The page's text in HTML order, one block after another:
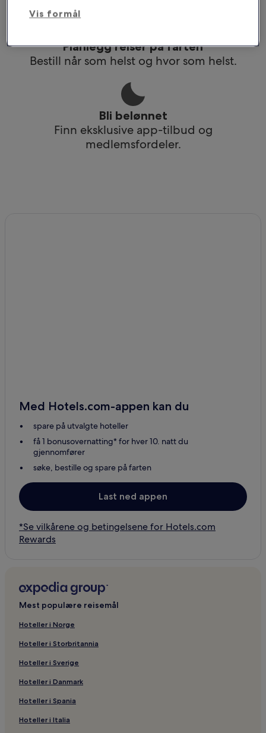
Planlegg reiser på farten
Bestill når som helst og hvor som helst.
Bli belønnet
Finn eksklusive app-tilbud og
medlemsfordeler.
Med Hotels.com-appen kan du
spare på utvalgte hoteller
få 1 bonusovernatting* for hver 10. natt du
gjennomfører
søke, bestille og spare på farten
Last ned appen
*Se vilkårene og betingelsene for Hotels.com
Rewards
Mest populære reisemål
Hoteller i Norge
Hoteller i Storbritannia
Hoteller i Sverige
Hoteller i Danmark
Hoteller i Spania
Hoteller i Italia
Vis formål